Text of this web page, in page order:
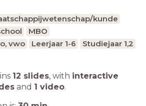
kunde
MBO
vwo
Leerjaar 1-6 Studiejaar 1,2
12 slides, with interactive
and 1 video.